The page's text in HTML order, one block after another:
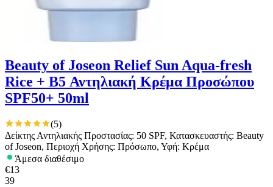
Beauty of Joseon Relief Sun Aqua-fresh
Rice + B5 Αντηλιακή Κρέμα Προσώπου
SPF50+ 50ml
(5)
Δείκτης Αντηλιακής Προστασίας: 50 SPF, Κατασκευαστής: Beauty
of Joseon, Περιοχή Χρήσης: Πρόσωπο, Υφή: Κρέμα
Άμεσα διαθέσιμο
€13
39